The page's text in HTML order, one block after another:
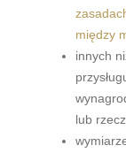
między
innych
lub